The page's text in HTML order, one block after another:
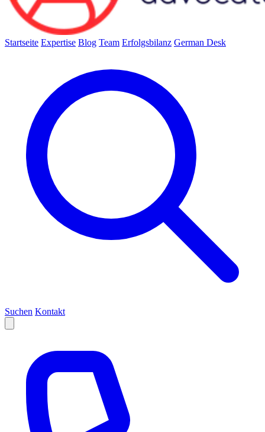
Startseite Expertise Blog Team Erfolgsbilanz German Desk
Suchen Kontakt